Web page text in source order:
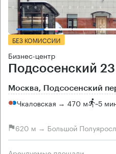
БЕЗ КОМИССИИ
Бизнес-центр
Подсосенский
Москва, Подсосенский
Чкаловская → 470 м ~5
620 м → Большой